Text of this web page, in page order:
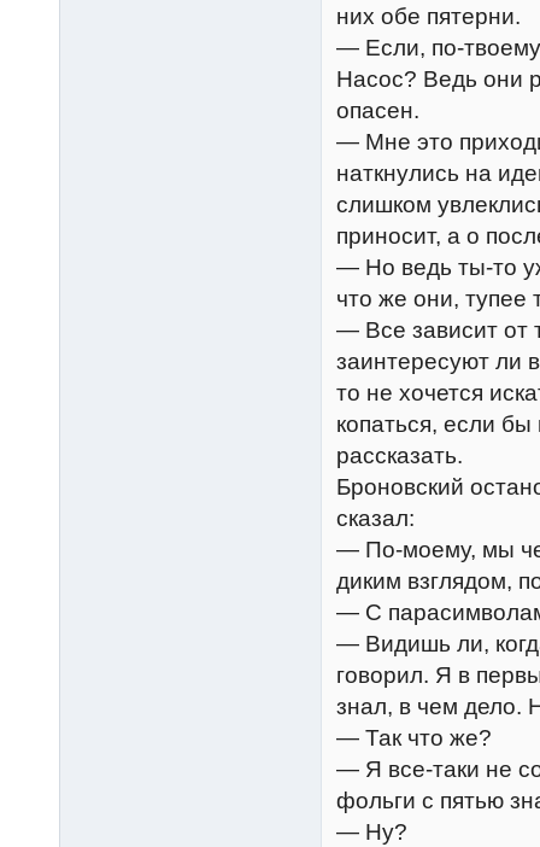
них обе пятерни.
— Если, по-
Насос? Ведь они
опасен.
— Мне это
наткнулись на
слишком
приносит, а о
— Но ведь ты-то
что же они, тупее
— Все зависит от
заинтересуют ли
то не хочется
копаться, если
рассказать.
Броновский
сказал:
— По-моему, мы
диким взглядом,
— С
— Видишь ли,
говорил. Я в
знал, в чем дело.
— Так что же?
— Я все-таки не
фольги с пятью
— Ну?